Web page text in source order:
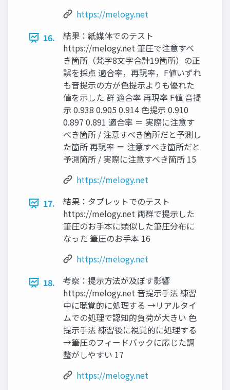
https://melogy.net
16.
結果：紙媒体でのテスト
https://melogy.net 筆圧で注意すべ
き箇所（梵字8文字合計19箇所）の正
誤を採点 適合率，再現率，F値いずれ
も音提示の方が色提示よりも優れた
値を示した 群 適合率 再現率 F値 音提
示 0.938 0.905 0.914 色提示 0.910
0.897 0.891 適合率 ＝ 実際に注意す
べき箇所 / 注意すべき箇所だと予測し
た箇所 再現率 ＝ 注意すべき箇所だと
予測箇所 / 実際に注意すべき箇所 15
https://melogy.net
17.
結果：タブレットでのテスト
https://melogy.net 両群で提示した
筆圧のお手本に類似した筆圧分布に
なった 筆圧のお手本 16
https://melogy.net
18.
考察：提示方法が及ぼす影響
https://melogy.net 音提示手法 練習
中に聴覚的に処理する →リアルタイ
ムでの処理で認知的負荷が大きい 色
提示手法 練習後に視覚的に処理する
→筆圧のフィードバックに応じた調
整がしやすい 17
https://melogy.net